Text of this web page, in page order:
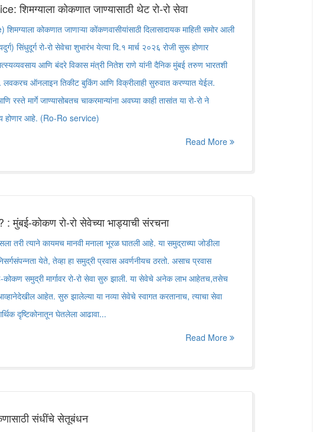
शिमग्याला कोकणात जाण्यासाठी थेट रो-रो सेवा
कोकणात जाणाऱ्या कोंकणवासीयांसाठी दिलासादायक माहिती समोर आली
सिंधुदूर्ग रो-रो सेवेचा शुभारंभ येत्या दि.१ मार्च २०२६ रोजी सुरू होणार
आणि बंदरे विकास मंत्री नितेश राणे यांनी दैनिक मुंबई तरुण भारतशी
लवकरच ऑनलाइन तिकीट बुकिंग आणि विक्रीलाही सुरुवात करण्यात येईल.
रस्ते मार्गे जाण्यासोबतच चाकरमान्यांना अवघ्या काही तासांत या रो-रो ने
होणार आहे. (Ro-Ro service)
Read More
: मुंबई-कोकण रो-रो सेवेच्या भाड्याची संरचना
तरी त्याने कायमच मानवी मनाला भूरळ घातली आहे. या समुद्राच्या जोडीला
येते, तेव्हा हा समुद्री प्रवास अवर्णनीयच ठरतो. असाच प्रवास
कोकण समुद्री मार्गावर रो-रो सेवा सुरु झाली. या सेवेचे अनेक लाभ आहेतच,तसेच
आहेत. सुरु झालेल्या या नव्या सेवेचे स्वागत करतानाच, त्याचा सेवा
दृष्टिकोनातून घेतलेला आढावा...
Read More
संधींचे सेतूबंधन